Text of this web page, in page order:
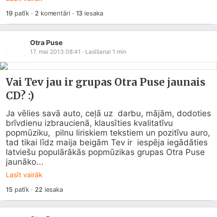
19patīk · 2 komentāri · 13 iesaka
Otra Puse
17. mai 2013 08:41 · Lasīšanai 1 min
Vai Tev jau ir grupas Otra Puse jaunais
CD? :)
Ja vēlies savā auto, ceļā uz  darbu, mājām, dodoties
brīvdienu izbraucienā, klausīties kvalitatīvu
popmūziku,  pilnu liriskiem tekstiem un pozitīvu auro,
tad tikai līdz maija beigām Tev ir  iespēja iegādāties
latviešu populārākās popmūzikas grupas Otra Puse
jaunāko...
Lasīt vairāk
15patīk · 22 iesaka